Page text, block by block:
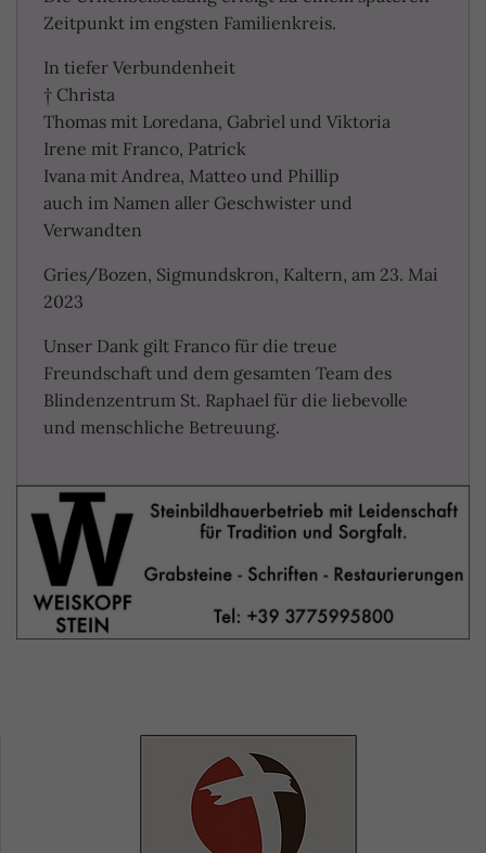
Zeitpunkt im engsten Familienkreis.
In tiefer Verbundenheit
† Christa
Thomas mit Loredana, Gabriel und Viktoria
Irene mit Franco, Patrick
Ivana mit Andrea, Matteo und Phillip
auch im Namen aller Geschwister und
Verwandten
Gries/Bozen, Sigmundskron, Kaltern, am 23. Mai
2023
Unser Dank gilt Franco für die treue
Freundschaft und dem gesamten Team des
Blindenzentrum St. Raphael für die liebevolle
und menschliche Betreuung.